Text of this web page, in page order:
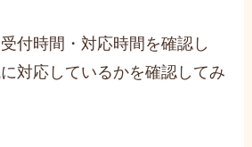
付時間・対応時間を確認し
対応しているかを確認してみ